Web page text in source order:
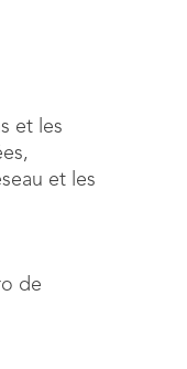
et les
et les
de